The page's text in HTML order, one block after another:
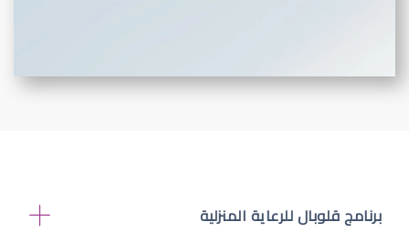
برنامج قلوبال للرعاية المنزلية